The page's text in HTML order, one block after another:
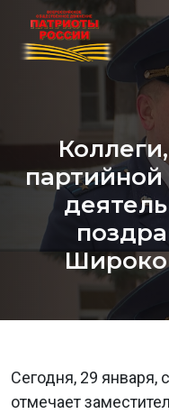
Сегодня, 29 января,
отмечает